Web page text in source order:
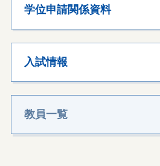
学位申請関係資料
入試情報
教員一覧